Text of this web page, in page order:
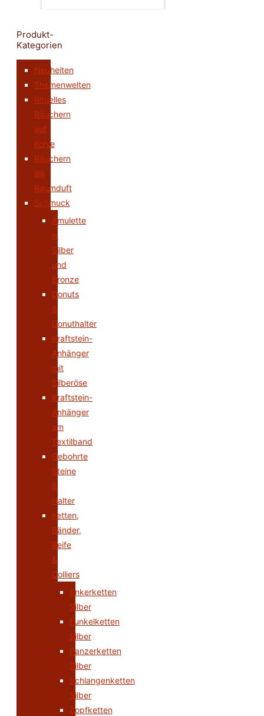
Produkt-
Kategorien
Neuheiten
Themenwelten
Rituelles
Räuchern
auf
Kohle
Räuchern
als
Raumduft
Schmuck
Amulette
in
Silber
und
Bronze
Donuts
&
Donuthalter
Kraftstein-
Anhänger
mit
Silberöse
Kraftstein-
Anhänger
am
Textilband
Gebohrte
Steine
&
Halter
Ketten,
Bänder,
Reife
&
Colliers
Ankerketten
Silber
Funkelketten
Silber
Panzerketten
Silber
Schlangenketten
Silber
Zopfketten